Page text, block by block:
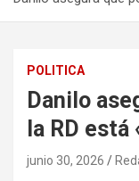
POLITICA
Danilo
la RD
junio 30, 2026